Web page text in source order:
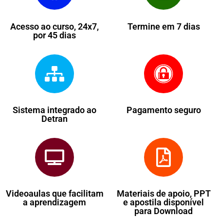
Acesso ao curso, 24x7,
por 45 dias
Termine em 7 dias
Sistema integrado ao
Detran
Pagamento seguro
Videoaulas que facilitam
a aprendizagem
Materiais de apoio, PPT
e apostila disponível
para Download